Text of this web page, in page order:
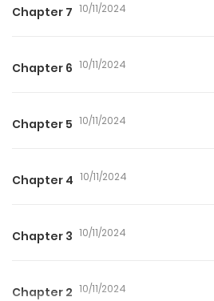
Chapter 7 10/11/2024
Chapter 6 10/11/2024
Chapter 5 10/11/2024
Chapter 4 10/11/2024
Chapter 3 10/11/2024
Chapter 2 10/11/2024